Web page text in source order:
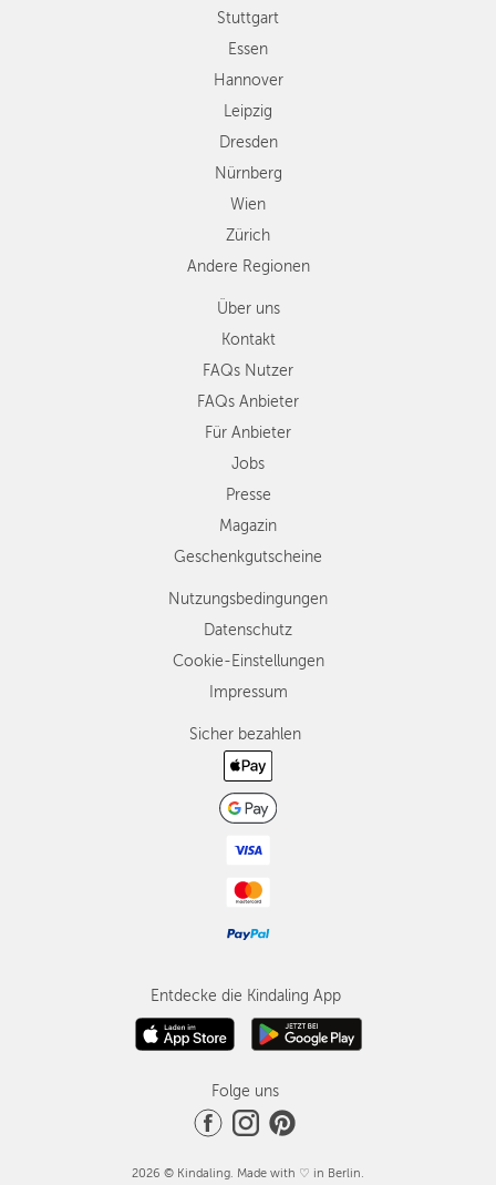
Regionen
Stuttgart
Essen
Hannover
Leipzig
Dresden
Nürnberg
Wien
Zürich
Andere Regionen
Über uns
Kontakt
FAQs Nutzer
FAQs Anbieter
Für Anbieter
Jobs
Presse
Magazin
Geschenkgutscheine
Nutzungsbedingungen
Datenschutz
Cookie-Einstellungen
Impressum
Sicher bezahlen
Entdecke die Kindaling App
Folge uns
2026 © Kindaling. Made with ♡ in Berlin.